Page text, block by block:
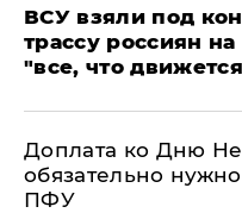
ВСУ взяли под
трассу россиян
"все, что
Доплата ко Дню
обязательно
ПФУ